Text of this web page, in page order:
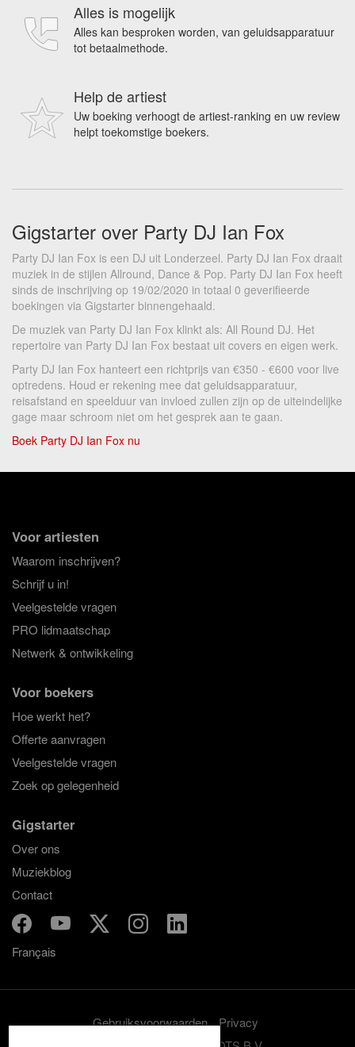
Alles is mogelijk
Alles kan besproken worden, van geluidsapparatuur
tot betaalmethode.
Help de artiest
Uw boeking verhoogt de artiest-ranking en uw review
helpt toekomstige boekers.
Gigstarter over Party DJ Ian Fox
Party DJ Ian Fox is een DJ uit Londerzeel. Party DJ Ian Fox draait
muziek in de stijlen Allround, Dance & Pop. Party DJ Ian Fox heeft
sinds de inschrijving op 19/02/2020 in totaal 0 geverifieerde
boekingen via Gigstarter binnengehaald.
De muziek van Party DJ Ian Fox klinkt als: All Round DJ. Het
repertoire van Party DJ Ian Fox bestaat uit covers en eigen werk.
Party DJ Ian Fox hanteert een richtprijs van €350 - €600 voor live
optredens. Houd er rekening mee dat geluidsapparatuur,
reisafstand en speelduur van invloed zullen zijn op de uiteindelijke
gage maar schroom niet om het gesprek aan te gaan.
Boek Party DJ Ian Fox nu
Voor artiesten
Waarom inschrijven?
Schrijf u in!
Veelgestelde vragen
PRO lidmaatschap
Netwerk & ontwikkeling
Voor boekers
Hoe werkt het?
Offerte aanvragen
Veelgestelde vragen
Zoek op gelegenheid
Gigstarter
Over ons
Muziekblog
Contact
Français
Gebruiksvoorwaarden
Privacy